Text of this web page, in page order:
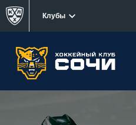
Клубы